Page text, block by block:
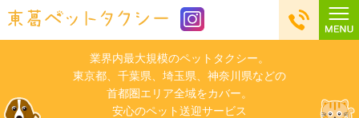
業界内最大規模のペットタクシー。
東京都、千葉県、埼玉県、神奈川県などの
首都圏エリア全域をカバー。
安心のペット送迎サービス